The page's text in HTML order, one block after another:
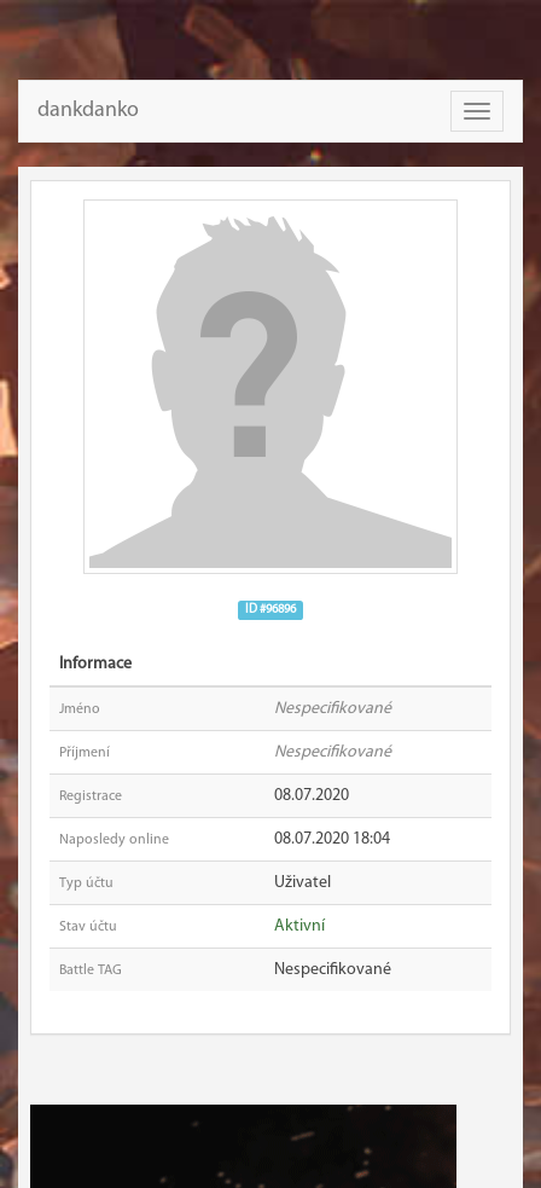
Toggle
dankdanko
ID #96896
Informace
Jméno Nespecifikované
Příjmení Nespecifikované
Registrace 08.07.2020
Naposledy online 08.07.2020 18:04
Typ účtu Uživatel
Stav účtu Aktivní
Battle TAG Nespecifikované